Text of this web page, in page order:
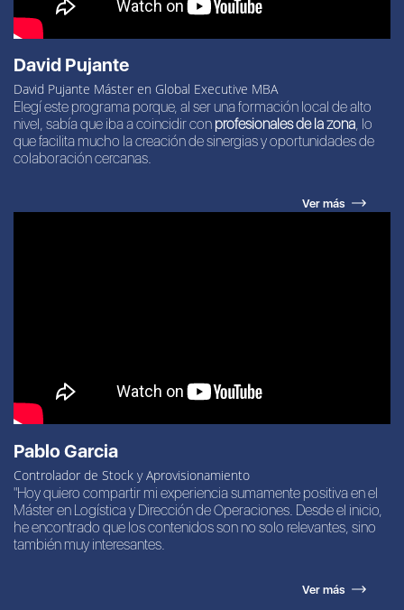
David Pujante
David Pujante Máster en Global Executive MBA
Elegí este programa porque, al ser una formación local de alto
nivel, sabía que iba a coincidir con profesionales de la zona, lo
que facilita mucho la creación de sinergias y oportunidades de
colaboración cercanas.
Ver más
Pablo Garcia
Controlador de Stock y Aprovisionamiento
"Hoy quiero compartir mi experiencia sumamente positiva en el
Máster en Logística y Dirección de Operaciones. Desde el inicio,
he encontrado que los contenidos son no solo relevantes, sino
también muy interesantes.
Ver más